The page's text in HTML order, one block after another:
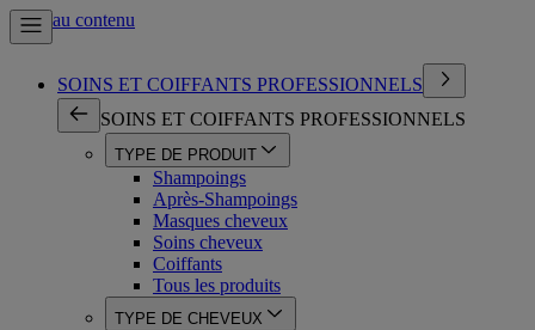
Aller au contenu
SOINS ET COIFFANTS PROFESSIONNELS
SOINS ET COIFFANTS PROFESSIONNELS
TYPE DE PRODUIT
Shampoings
Après-Shampoings
Masques cheveux
Soins cheveux
Coiffants
Tous les produits
TYPE DE CHEVEUX